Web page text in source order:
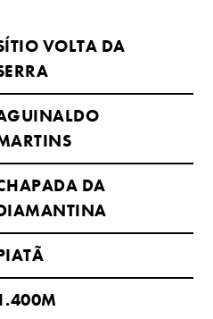
VOLTA DA
DA